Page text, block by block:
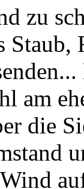
zu
am
die